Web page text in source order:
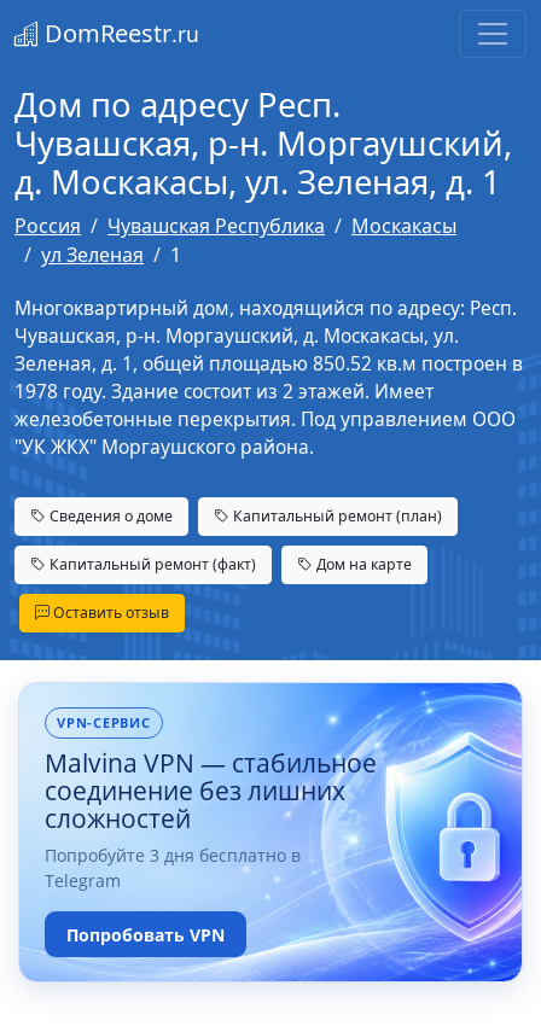
DomReestr.ru
Дом по адресу Респ.
Чувашская, р-н. Моргаушский,
д. Москакасы, ул. Зеленая, д. 1
Россия Чувашская Республика
Москакасы
ул Зеленая
1
Многоквартирный дом, находящийся по адресу: Респ.
Чувашская, р-н. Моргаушский, д. Москакасы, ул.
Зеленая, д. 1, общей площадью 850.52 кв.м построен в
1978 году. Здание состоит из 2 этажей. Имеет
железобетонные перекрытия. Под управлением ООО
"УК ЖКХ" Моргаушского района.
Сведения о доме Капитальный ремонт (план)
Капитальный ремонт (факт) Дом на карте
Оставить отзыв
VPN-СЕРВИС
Malvina VPN — стабильное
соединение без лишних
сложностей
Попробуйте 3 дня бесплатно в
Telegram
Попробовать VPN